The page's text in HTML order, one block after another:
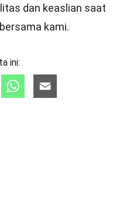
dan keaslian saat
kami.
ini: